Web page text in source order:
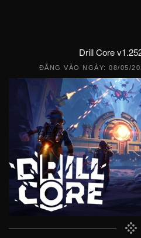
Drill Core
ĐĂNG VÀO NGÀY:08/05/